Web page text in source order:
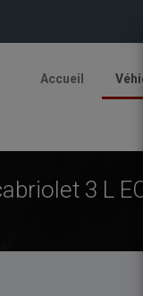
Accueil
3 L